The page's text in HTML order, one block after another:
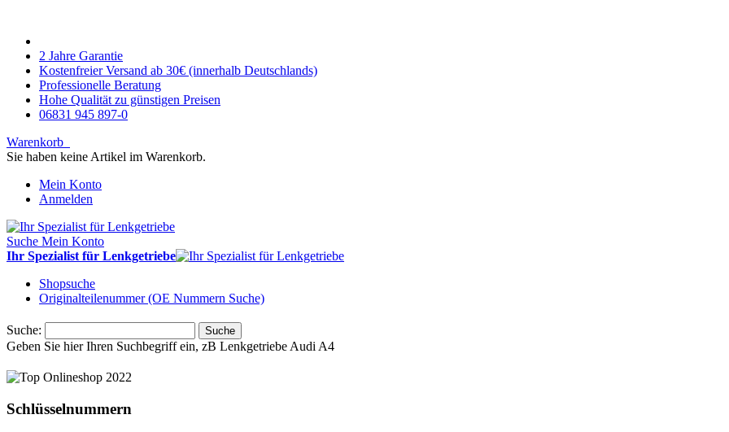
2 Jahre Garantie
Kostenfreier Versand ab 30€ (innerhalb Deutschlands)
Professionelle Beratung
Hohe Qualität zu günstigen Preisen
06831 945 897-0
Warenkorb
Sie haben keine Artikel im Warenkorb.
Mein Konto
Anmelden
Suche Mein Konto
Ihr Spezialist für Lenkgetriebe
Shopsuche
Originalteilenummer (OE Nummern Suche)
Suche: Suche
Geben Sie hier Ihren Suchbegriff ein, zB Lenkgetriebe Audi A4
Schlüsselnummern